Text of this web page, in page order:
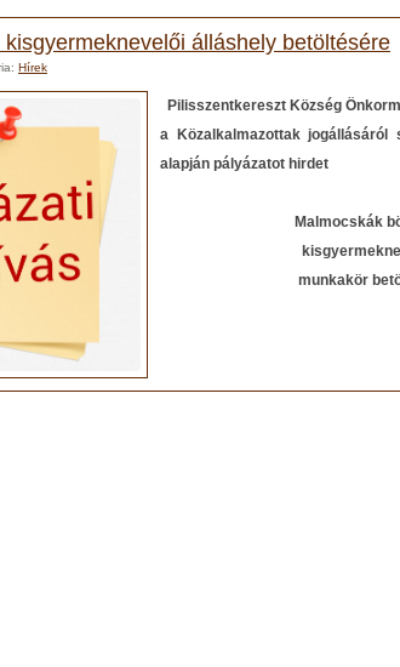
álláshely betöltésére
Hírek
Pilisszentkereszt Község
a Közalkalmazottak jogállásáról
alapján pályázatot hirdet
Malmocskák
munkakör